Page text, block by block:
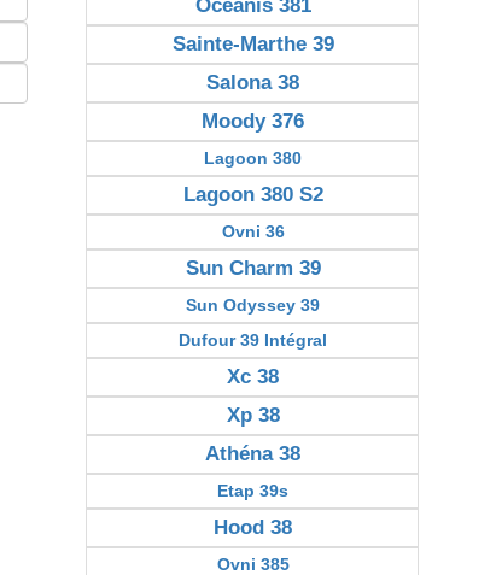
Océanis 381
Sainte-Marthe 39
Salona 38
Moody 376
Lagoon 380
Lagoon 380 S2
Ovni 36
Sun Charm 39
Sun Odyssey 39
Dufour 39 Intégral
Xc 38
Xp 38
Athéna 38
Etap 39s
Hood 38
Ovni 385